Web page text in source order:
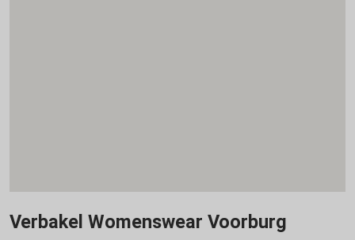
Verbakel Womenswear Voorburg